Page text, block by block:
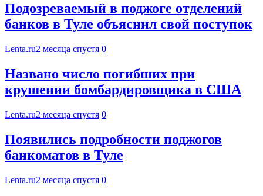
Подозреваемый в поджоге отделений
банков в Туле объяснил свой поступок
Lenta.ru2 месяца спустя 0
Названо число погибших при
крушении бомбардировщика в США
Lenta.ru2 месяца спустя 0
Появились подробности поджогов
банкоматов в Туле
Lenta.ru2 месяца спустя 0